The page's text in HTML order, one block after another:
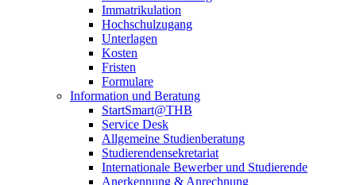
Immatrikulation
Hochschulzugang
Unterlagen
Kosten
Fristen
Formulare
Information und Beratung
StartSmart@THB
Service Desk
Allgemeine Studienberatung
Studierendensekretariat
Internationale Bewerber und Studierende
Anerkennung & Anrechnung